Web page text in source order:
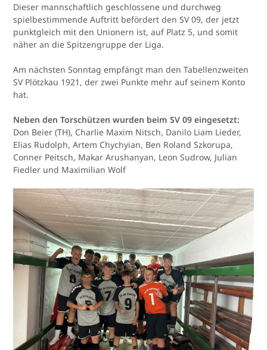
Dieser mannschaftlich geschlossene und durchweg
spielbestimmende Auftritt befördert den SV 09, der jetzt
punktgleich mit den Unionern ist, auf Platz 5, und somit
näher an die Spitzengruppe der Liga.
Am nächsten Sonntag empfängt man den Tabellenzweiten
SV Plötzkau 1921, der zwei Punkte mehr auf seinem Konto
hat.
Neben den Torschützen wurden beim SV 09 eingesetzt:
Don Beier (TH), Charlie Maxim Nitsch, Danilo Liam Lieder,
Elias Rudolph, Artem Chychyian, Ben Roland Szkorupa,
Conner Peitsch, Makar Arushanyan, Leon Sudrow, Julian
Fiedler und Maximilian Wolf